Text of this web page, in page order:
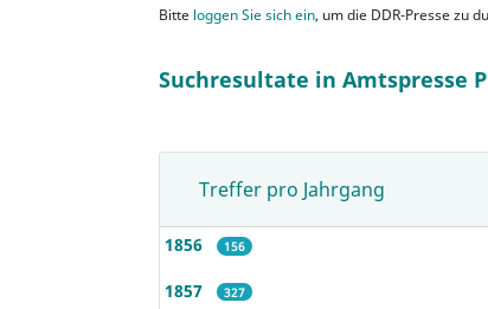
Bitte loggen Sie sich ein, um die DDR-Presse zu
Suchresultate in Amtspresse
Treffer pro Jahrgang
1856 156
1857 327